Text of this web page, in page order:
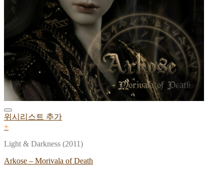
위시리스트 추가
+
Light & Darkness (2011)
Arkose – Morivala of Death